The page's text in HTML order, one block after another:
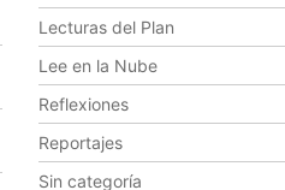
Lecturas del Plan
Lee en la Nube
Reflexiones
Reportajes
Sin categoría